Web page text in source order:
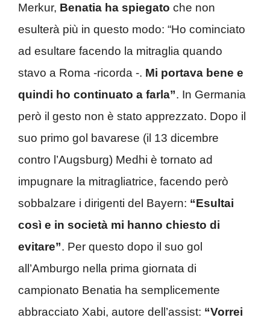
Merkur, Benatia ha spiegato che non
esulterà più in questo modo: “Ho cominciato
ad esultare facendo la mitraglia quando
stavo a Roma -ricorda -. Mi portava bene e
quindi ho continuato a farla”. In Germania
però il gesto non è stato apprezzato. Dopo il
suo primo gol bavarese (il 13 dicembre
contro l’Augsburg) Medhi è tornato ad
impugnare la mitragliatrice, facendo però
sobbalzare i dirigenti del Bayern: “Esultai
così e in società mi hanno chiesto di
evitare”. Per questo dopo il suo gol
all’Amburgo nella prima giornata di
campionato Benatia ha semplicemente
abbracciato Xabi, autore dell’assist: “Vorrei